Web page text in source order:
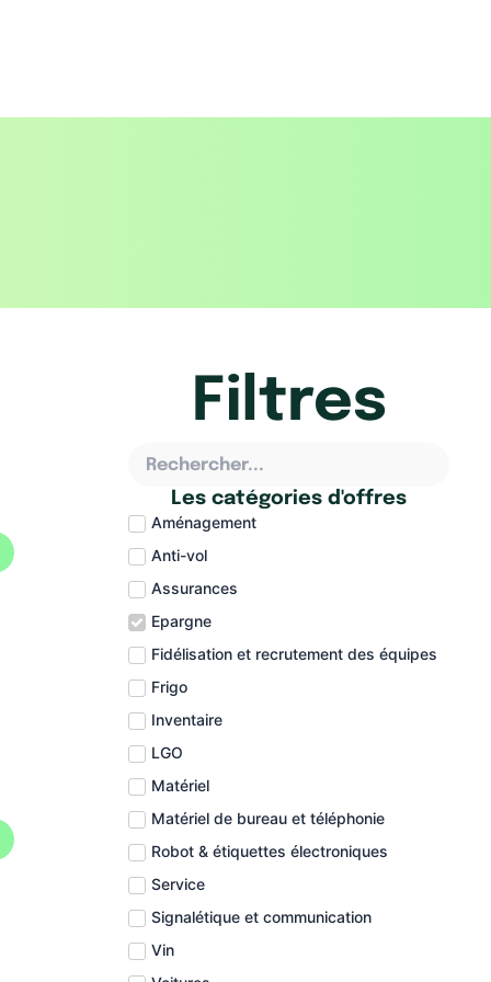
Filtres
Rechercher...
Les catégories d'offres
Aménagement
Anti-vol
Assurances
Epargne
Fidélisation et recrutement des équipes
Frigo
Inventaire
LGO
Matériel
Matériel de bureau et téléphonie
Robot & étiquettes électroniques
Service
Signalétique et communication
Vin